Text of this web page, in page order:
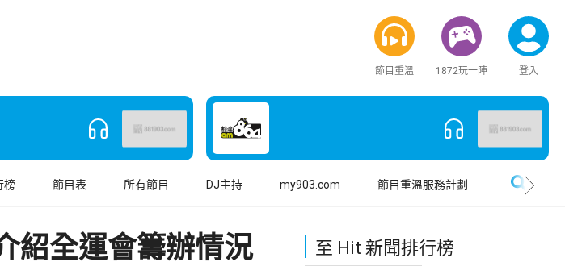
節目重溫 1872玩一陣 登入
榜 節目表 所有節目 DJ主持 my903.com 節目重溫服務計劃
紹全運會籌辦情況 至 Hit 新聞排行榜